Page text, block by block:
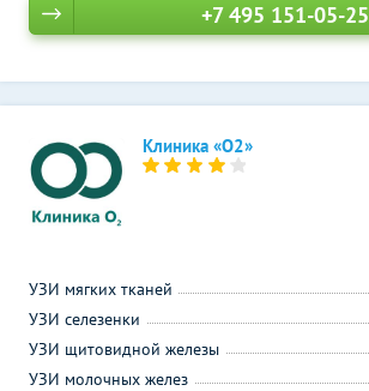
+7 495 151-05-25
Клиника «О2»
УЗИ мягких тканей
УЗИ селезенки
УЗИ щитовидной железы
УЗИ молочных желез